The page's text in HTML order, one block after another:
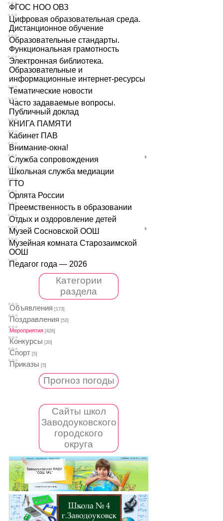
ФГОС НОО ОВЗ
Цифровая образовательная среда.
Дистанционное обучение
Образовательные стандарты.
Функциональная грамотность
Электронная библиотека.
Образовательные и
информационные интернет-ресурсы
Тематические новости
Часто задаваемые вопросы.
Публичный доклад
КНИГА ПАМЯТИ
Кабинет ПАВ
Внимание-окна!
Служба сопровождения
Школьная служба медиации
ГТО
Орлята России
Преемственность в образовании
Отдых и оздоровление детей
Музей Сосновской ООШ
Музейная комната Старозаимской
ООШ
Педагог года — 2026
Категории
раздела
Объявления [173]
Поздравления [52]
Мероприятия [426]
Конкурсы [20]
Спорт [5]
Приказы [5]
Прогноз погоды
Сайты школ
Заводоуковского
городского
округа